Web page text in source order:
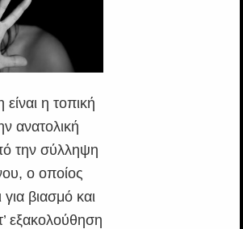
η τοπική
ανατολική
την σύλληψη
ο οποίος
για βιασμό και
εξακολούθηση